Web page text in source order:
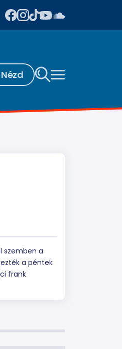
szemben a
a péntek
frank